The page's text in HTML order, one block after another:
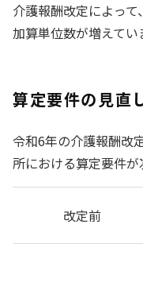
介護報酬改定によっ
加算単位数が増えてい
算定要件の見直
令和6年の介護報酬改
所における算定要件が
改定前